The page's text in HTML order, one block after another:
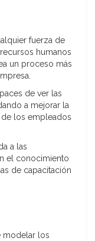
fuerza de
humanos
un proceso más
de ver las
a mejorar la
los empleados
a las
el conocimiento
de capacitación
modelar los